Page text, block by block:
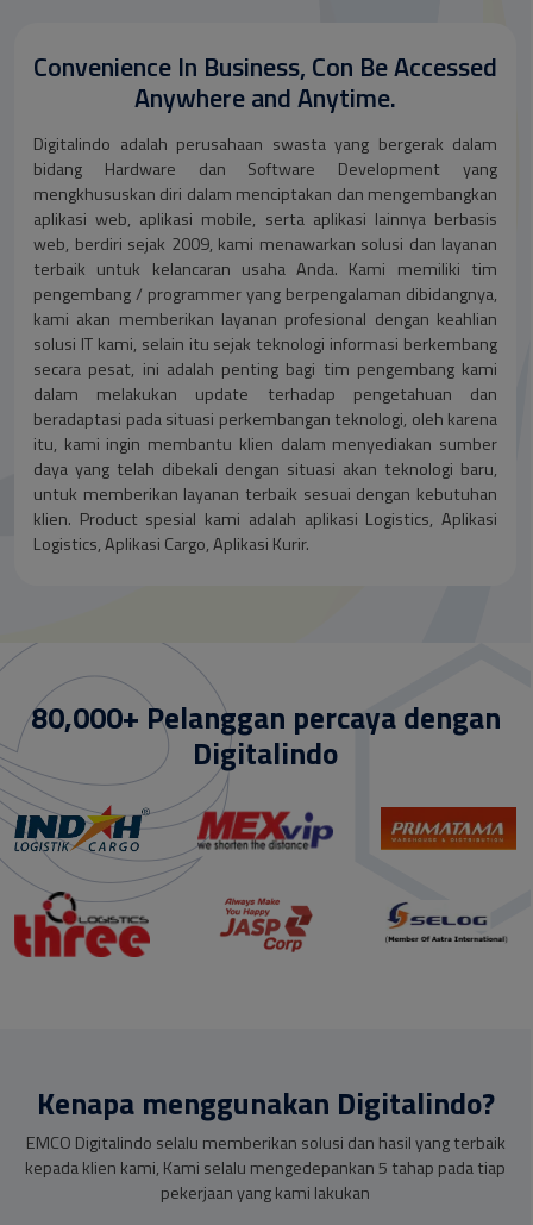
Convenience In Business, Con Be Accessed
Anywhere and Anytime.
Digitalindo adalah perusahaan swasta yang bergerak dalam
bidang Hardware dan Software Development yang
mengkhususkan diri dalam menciptakan dan mengembangkan
aplikasi web, aplikasi mobile, serta aplikasi lainnya berbasis
web, berdiri sejak 2009, kami menawarkan solusi dan layanan
terbaik untuk kelancaran usaha Anda. Kami memiliki tim
pengembang / programmer yang berpengalaman dibidangnya,
kami akan memberikan layanan profesional dengan keahlian
solusi IT kami, selain itu sejak teknologi informasi berkembang
secara pesat, ini adalah penting bagi tim pengembang kami
dalam melakukan update terhadap pengetahuan dan
beradaptasi pada situasi perkembangan teknologi, oleh karena
itu, kami ingin membantu klien dalam menyediakan sumber
daya yang telah dibekali dengan situasi akan teknologi baru,
untuk memberikan layanan terbaik sesuai dengan kebutuhan
klien. Product spesial kami adalah aplikasi Logistics, Aplikasi
Logistics, Aplikasi Cargo, Aplikasi Kurir.
80,000+ Pelanggan percaya dengan
Digitalindo
Kenapa menggunakan Digitalindo?
EMCO Digitalindo selalu memberikan solusi dan hasil yang terbaik
kepada klien kami, Kami selalu mengedepankan 5 tahap pada tiap
pekerjaan yang kami lakukan